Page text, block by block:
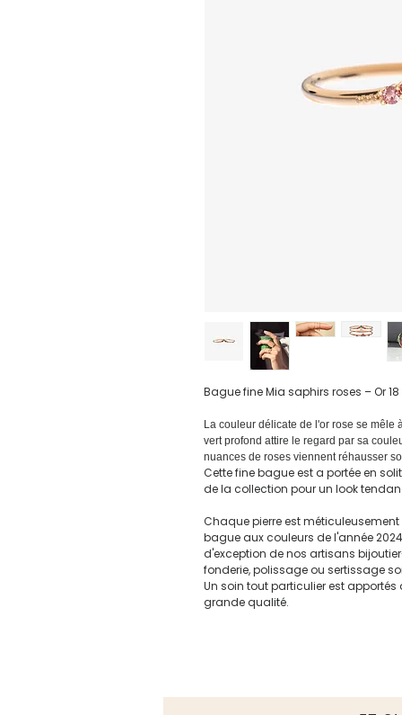
Bague fine Mia saphirs roses – Or
La couleur délicate de l'or rose se mêle
vert profond attire le regard par sa
nuances de roses viennent réhausser
Cette fine bague est a portée en
de la collection pour un look
Chaque pierre est
bague aux couleurs de l'année
d'exception de nos artisans
fonderie, polissage ou sertissage
Un soin tout particulier est
grande qualité.